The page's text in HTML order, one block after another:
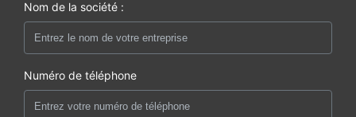
Nom de la société :
Numéro de téléphone